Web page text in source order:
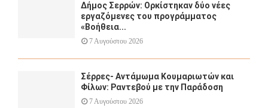
Δήμος Σερρών: Ορκίστηκαν δύο νέες
εργαζόμενες του προγράμματος
«Βοήθεια...
7 Αυγούστου 2026
Σέρρες- Αντάμωμα Κουμαριωτών και
Φίλων: Ραντεβού με την Παράδοση
7 Αυγούστου 2026